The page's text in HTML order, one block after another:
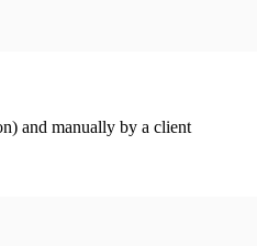
and manually by a client